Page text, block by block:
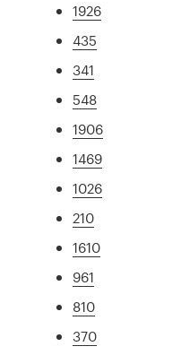
1926
435
341
548
1906
1469
1026
210
1610
961
810
370